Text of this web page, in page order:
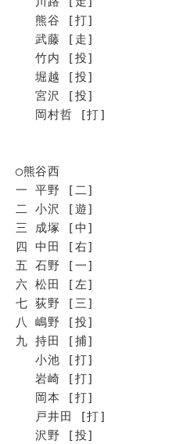
熊谷 [打]
武藤 [走]
竹内 [投]
堀越 [投]
宮沢 [投]
岡村哲 [打]
◯熊谷西
一 平野 [二]
二 小沢 [遊]
三 成塚 [中]
四 中田 [右]
五 石野 [一]
六 松田 [左]
七 荻野 [三]
八 嶋野 [投]
九 持田 [捕]
小池 [打]
岩崎 [打]
岡本 [打]
戸井田 [打]
沢野 [投]